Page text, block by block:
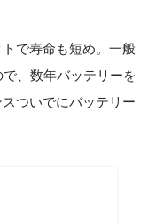
で寿命も短め。一般
、数年バッテリーを
ついでにバッテリー